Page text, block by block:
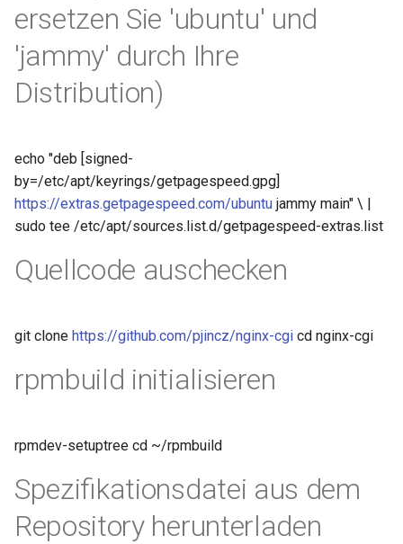
newrelic
nsq
openidc
openssl
pubsub
qless-web
rack
ersetzen Sie 'ubuntu' und
'jammy' durch Ihre
Distribution)
echo "deb [signed-
by=/etc/apt/keyrings/getpagespeed.gpg]
https://extras.getpagespeed.com/ubuntu jammy main" \ |
sudo tee /etc/apt/sources.list.d/getpagespeed-extras.list
Quellcode auschecken
git clone https://github.com/pjincz/nginx-cgi cd nginx-cgi
rpmbuild initialisieren
rpmdev-setuptree cd ~/rpmbuild
Spezifikationsdatei aus dem
Repository herunterladen